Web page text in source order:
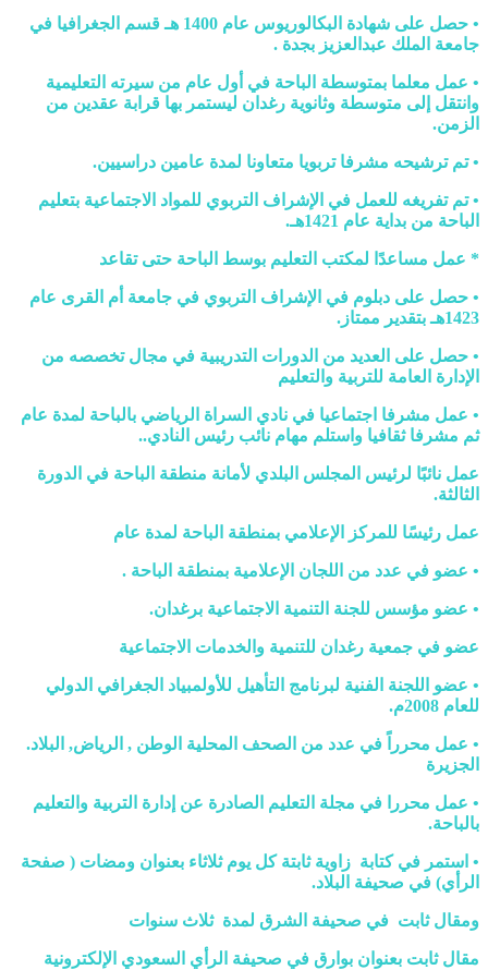
• حصل على شهادة البكالوريوس عام 1400 هـ قسم الجغرافيا في
جامعة الملك عبدالعزيز بجدة .
• عمل معلما بمتوسطة الباحة في أول عام من سيرته التعليمية
وانتقل إلى متوسطة وثانوية رغدان ليستمر بها قرابة عقدين من
الزمن.
• تم ترشيحه مشرفا تربويا متعاونا لمدة عامين دراسيين.
• تم تفريغه للعمل في الإشراف التربوي للمواد الاجتماعية بتعليم
الباحة من بداية عام 1421هـ.
* عمل مساعدًا لمكتب التعليم بوسط الباحة حتى تقاعد
• حصل على دبلوم في الإشراف التربوي في جامعة أم القرى عام
1423هـ بتقدير ممتاز.
• حصل على العديد من الدورات التدريبية في مجال تخصصه من
الإدارة العامة للتربية والتعليم
• عمل مشرفا اجتماعيا في نادي السراة الرياضي بالباحة لمدة عام
ثم مشرفا ثقافيا واستلم مهام نائب رئيس النادي..
عمل نائبًا لرئيس المجلس البلدي لأمانة منطقة الباحة في الدورة
الثالثة.
عمل رئيسًا للمركز الإعلامي بمنطقة الباحة لمدة عام
• عضو في عدد من اللجان الإعلامية بمنطقة الباحة .
• عضو مؤسس للجنة التنمية الاجتماعية برغدان.
عضو في جمعية رغدان للتنمية والخدمات الاجتماعية
• عضو اللجنة الفنية لبرنامج التأهيل للأولمبياد الجغرافي الدولي
للعام 2008م.
• عمل محرراً في عدد من الصحف المحلية الوطن , الرياض, البلاد.
الجزيرة
• عمل محررا في مجلة التعليم الصادرة عن إدارة التربية والتعليم
بالباحة.
• استمر في كتابة زاوية ثابتة كل يوم ثلاثاء بعنوان ومضات ( صفحة
الرأي) في صحيفة البلاد.
ومقال ثابت في صحيفة الشرق لمدة ثلاث سنوات
مقال ثابت بعنوان بوارق في صحيفة الرأي السعودي الإلكترونية